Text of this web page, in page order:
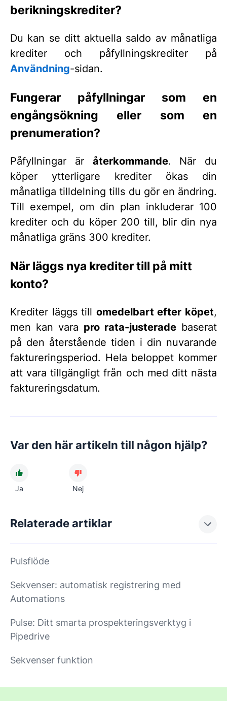
berikningskrediter?
Du kan se ditt aktuella saldo av månatliga
krediter och påfyllningskrediter på
Användning-sidan.
Fungerar påfyllningar som en
engångsökning eller som en
prenumeration?
Påfyllningar är återkommande. När du
köper ytterligare krediter ökas din
månatliga tilldelning tills du gör en ändring.
Till exempel, om din plan inkluderar 100
krediter och du köper 200 till, blir din nya
månatliga gräns 300 krediter.
När läggs nya krediter till på mitt
konto?
Krediter läggs till omedelbart efter köpet,
men kan vara pro rata-justerade baserat
på den återstående tiden i din nuvarande
faktureringsperiod. Hela beloppet kommer
att vara tillgängligt från och med ditt nästa
faktureringsdatum.
Var den här artikeln till någon hjälp?
Ja Nej
Relaterade artiklar
Pulsflöde
Sekvenser: automatisk registrering med
Automations
Pulse: Ditt smarta prospekteringsverktyg i
Pipedrive
Sekvenser funktion